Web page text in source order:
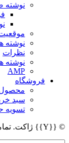
نوشته
نوشته
نظرات
نوشته
AMP
فروشگاه
سبد
تسویه
© {{Y}} ژاکت. تمامی حقوق سایت محفوظ است.